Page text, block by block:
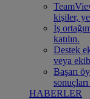
kişiler,
İş
katılın.
Destek
veya
Başarı
HABERLER